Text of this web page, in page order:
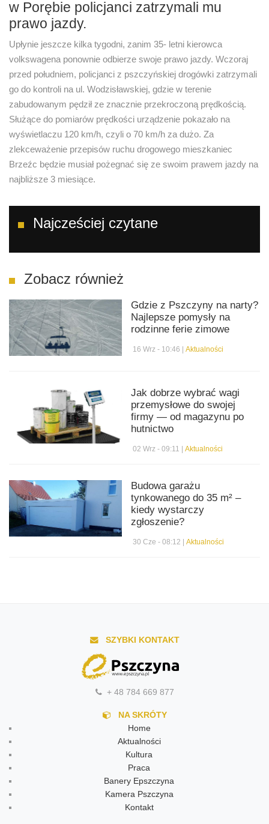
w Porębie policjanci zatrzymali mu
prawo jazdy.
Upłynie jeszcze kilka tygodni, zanim 35- letni kierowca
volkswagena ponownie odbierze swoje prawo jazdy. Wczoraj
przed południem, policjanci z pszczyńskiej drogówki zatrzymali
go do kontroli na ul. Wodzisławskiej, gdzie w terenie
zabudowanym pędził ze znacznie przekroczoną prędkością.
Służące do pomiarów prędkości urządzenie pokazało na
wyświetlaczu 120 km/h, czyli o 70 km/h za dużo. Za
zlekceważenie przepisów ruchu drogowego mieszkaniec
Brzeźc będzie musiał pożegnać się ze swoim prawem jazdy na
najbliższe 3 miesiące.
Najcześciej czytane
Zobacz również
Gdzie z Pszczyny na narty?
Najlepsze pomysły na
rodzinne ferie zimowe
16 Wrz - 10:46 |Aktualności
Jak dobrze wybrać wagi
przemysłowe do swojej
firmy — od magazynu po
hutnictwo
02 Wrz - 09:11 |Aktualności
Budowa garażu
tynkowanego do 35 m² –
kiedy wystarczy
zgłoszenie?
30 Cze - 08:12 |Aktualności
SZYBKI KONTAKT
+ 48 784 669 877
NA SKRÓTY
Home
Aktualności
Kultura
Praca
Banery Epszczyna
Kamera Pszczyna
Kontakt